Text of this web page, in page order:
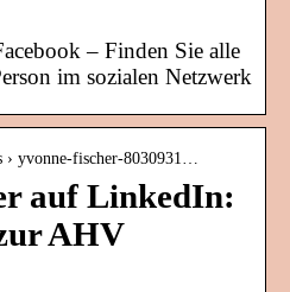
– Finden Sie alle
im sozialen Netzwerk
yvonne-fischer-8030931…
auf LinkedIn:
AHV